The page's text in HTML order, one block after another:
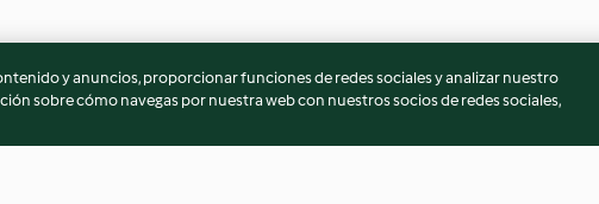
y anuncios, proporcionar funciones de redes sociales y analizar nuestro
sobre cómo navegas por nuestra web con nuestros socios de redes sociales,